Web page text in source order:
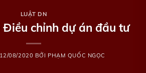
LUẬT DN
Điều chỉnh dự án đầu tư
12/08/2020 BỞI PHẠM QUỐC NGỌC